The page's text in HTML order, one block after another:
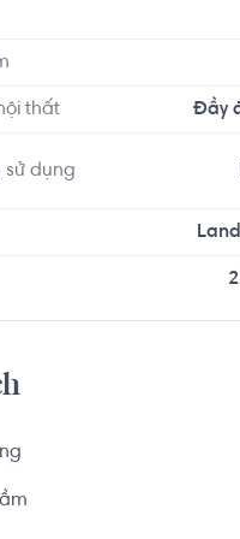
phố
thất
mua bán
vị trí cách Trường Đại học
Hồ Chí Minh- Secondary
Nhien...
thất Đầy
sử dụng